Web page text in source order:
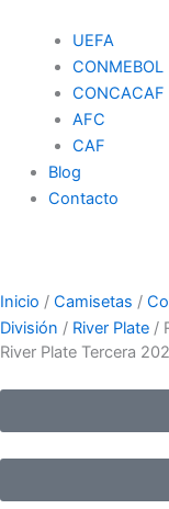
UEFA
CONMEBOL
CONCACAF
AFC
CAF
Blog
Contacto
Inicio / Camisetas /
División / River Plate /
River Plate Tercera